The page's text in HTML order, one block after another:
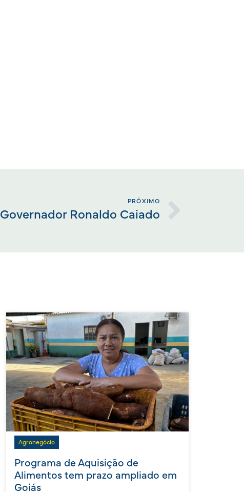
PRÓXIMO
Governador Ronaldo Caiado
Agronegócio
Programa de Aquisição de
Alimentos tem prazo ampliado em
Goiás